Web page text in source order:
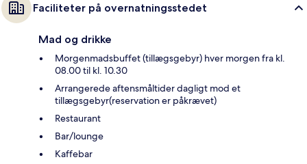
Faciliteter på overnatningsstedet
Mad og drikke
Morgenmadsbuffet (tillægsgebyr) hver morgen fra kl.
08.00 til kl. 10.30
Arrangerede aftensmåltider dagligt mod et
tillægsgebyr(reservation er påkrævet)
Restaurant
Bar/lounge
Kaffebar